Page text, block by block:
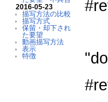
2016-05-23
描写方法の比較
描写方式
保留・却下され
た要望
動画描写方法
表示
特徴